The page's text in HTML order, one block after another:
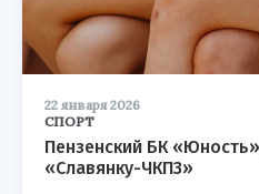
22 января 2026
СПОРТ
Пензенский БК
«Славянку-ЧКПЗ»